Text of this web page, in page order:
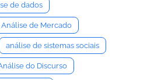
de dados
Análise de Mercado
análise de sistemas sociais
do Discurso